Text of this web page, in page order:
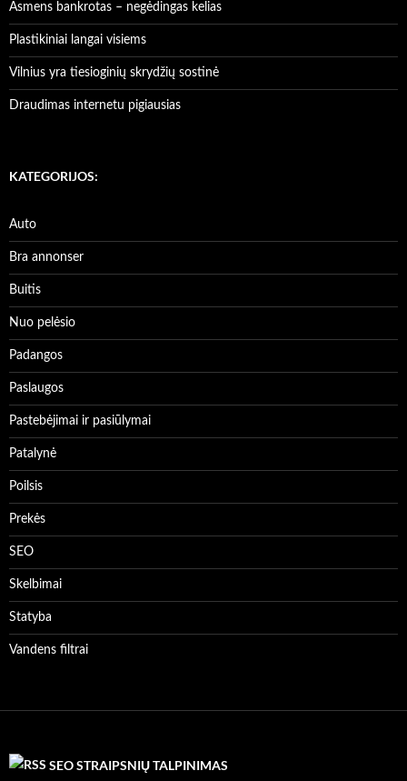
Asmens bankrotas – negėdingas kelias
Plastikiniai langai visiems
Vilnius yra tiesioginių skrydžių sostinė
Draudimas internetu pigiausias
KATEGORIJOS:
Auto
Bra annonser
Buitis
Nuo pelėsio
Padangos
Paslaugos
Pastebėjimai ir pasiūlymai
Patalynė
Poilsis
Prekės
SEO
Skelbimai
Statyba
Vandens filtrai
SEO STRAIPSNIŲ TALPINIMAS